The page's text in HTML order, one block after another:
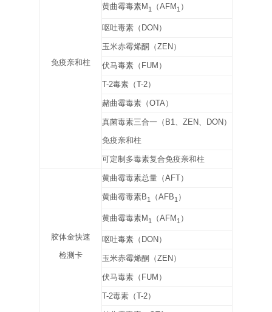
免疫亲和柱
黄曲霉毒素M 1 （AFM 1 ）
呕吐毒素（ DON ）
玉米赤霉烯酮（ZEN ）
伏马毒素（ FUM ）
T-2毒素（T-2）
赭曲霉毒素（OTA）
真菌毒素三合一（ B1、 ZEN、 DON ）
免疫亲和柱
可定制多毒素复合免疫亲和柱
胶体金快速
检测卡
黄曲霉毒素总量（AFT）
黄曲霉毒素B1 （AFB1 ）
黄曲霉毒素M 1 （AFM 1 ）
呕吐毒素（ DON ）
玉米赤霉烯酮（ZEN ）
伏马毒素（ FUM ）
T-2毒素（T-2）